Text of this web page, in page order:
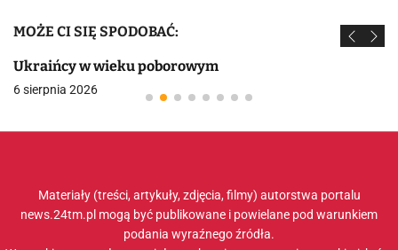
MOŻE CI SIĘ SPODOBAĆ:
Ukraińcy w wieku poborowym
6 sierpnia 2026
Materiały (treści, artykuły, zdjęcia, filmy) autorstwa portalu
news.24tm.pl mogą być publikowane i powielane pod warunkiem
podania wyraźnego źródła.